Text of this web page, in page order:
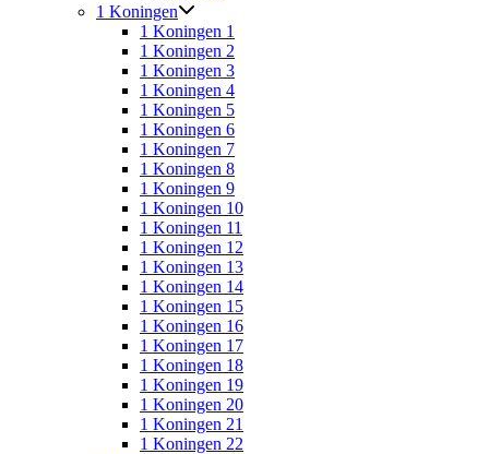
1 Koningen
1 Koningen 1
1 Koningen 2
1 Koningen 3
1 Koningen 4
1 Koningen 5
1 Koningen 6
1 Koningen 7
1 Koningen 8
1 Koningen 9
1 Koningen 10
1 Koningen 11
1 Koningen 12
1 Koningen 13
1 Koningen 14
1 Koningen 15
1 Koningen 16
1 Koningen 17
1 Koningen 18
1 Koningen 19
1 Koningen 20
1 Koningen 21
1 Koningen 22